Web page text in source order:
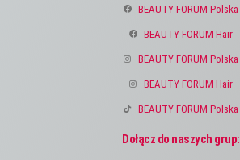
BEAUTY FORUM Polska
BEAUTY FORUM Hair
BEAUTY FORUM Polska
BEAUTY FORUM Hair
BEAUTY FORUM Polska
Dołącz do naszych grup: